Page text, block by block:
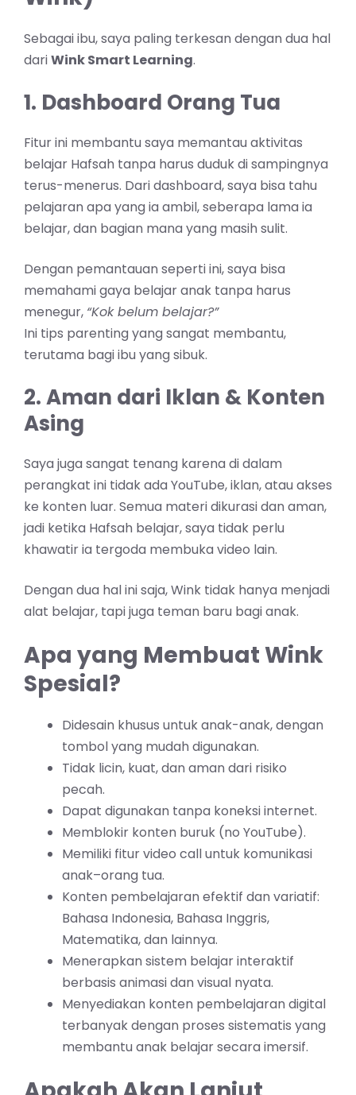
Sebagai ibu, saya paling terkesan dengan dua hal
dariWink Smart Learning.
1. Dashboard Orang Tua
Fitur ini membantu saya memantau aktivitas
belajar Hafsah tanpa harus duduk di sampingnya
terus-menerus. Dari dashboard, saya bisa tahu
pelajaran apa yang ia ambil, seberapa lama ia
belajar, dan bagian mana yang masih sulit.
Dengan pemantauan seperti ini, saya bisa
memahami gaya belajar anak tanpa harus
menegur, “Kok belum belajar?”
Ini tips parenting yang sangat membantu,
terutama bagi ibu yang sibuk.
2. Aman dari Iklan & Konten
Asing
Saya juga sangat tenang karena di dalam
perangkat ini tidak ada YouTube, iklan, atau akses
ke konten luar. Semua materi dikurasi dan aman,
jadi ketika Hafsah belajar, saya tidak perlu
khawatir ia tergoda membuka video lain.
Dengan dua hal ini saja, Wink tidak hanya menjadi
alat belajar, tapi juga teman baru bagi anak.
Apa yang Membuat Wink
Spesial?
Didesain khusus untuk anak-anak, dengan
tombol yang mudah digunakan.
Tidak licin, kuat, dan aman dari risiko
pecah.
Dapat digunakan tanpa koneksi internet.
Memblokir konten buruk (no YouTube).
Memiliki fitur video call untuk komunikasi
anak–orang tua.
Konten pembelajaran efektif dan variatif:
Bahasa Indonesia, Bahasa Inggris,
Matematika, dan lainnya.
Menerapkan sistem belajar interaktif
berbasis animasi dan visual nyata.
Menyediakan konten pembelajaran digital
terbanyak dengan proses sistematis yang
membantu anak belajar secara imersif.